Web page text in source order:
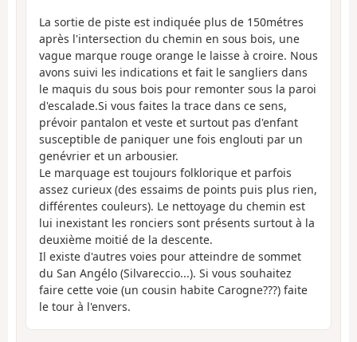
La sortie de piste est indiquée plus de 150métres
après l'intersection du chemin en sous bois, une
vague marque rouge orange le laisse à croire. Nous
avons suivi les indications et fait le sangliers dans
le maquis du sous bois pour remonter sous la paroi
d'escalade.Si vous faites la trace dans ce sens,
prévoir pantalon et veste et surtout pas d'enfant
susceptible de paniquer une fois englouti par un
genévrier et un arbousier.
Le marquage est toujours folklorique et parfois
assez curieux (des essaims de points puis plus rien,
différentes couleurs). Le nettoyage du chemin est
lui inexistant les ronciers sont présents surtout à la
deuxième moitié de la descente.
Il existe d'autres voies pour atteindre de sommet
du San Angélo (Silvareccio...). Si vous souhaitez
faire cette voie (un cousin habite Carogne???) faite
le tour à l'envers.